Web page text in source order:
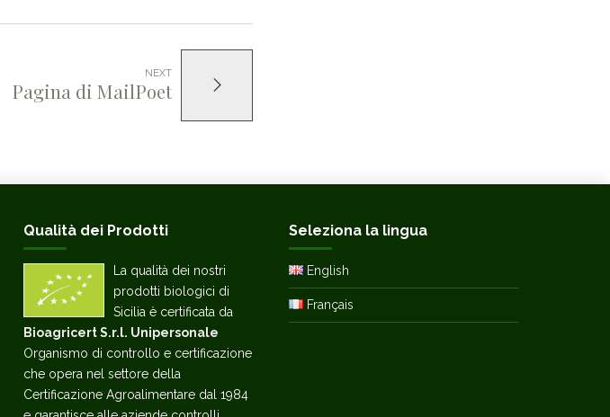
NEXT
Pagina di MailPoet
Qualità dei Prodotti
La qualità dei nostri
prodotti biologici di
Sicilia è certificata da
Bioagricert S.r.l. Unipersonale
Organismo di controllo e certificazione
che opera nel settore della
Certificazione Agroalimentare dal 1984
Seleziona la lingua
English
Français